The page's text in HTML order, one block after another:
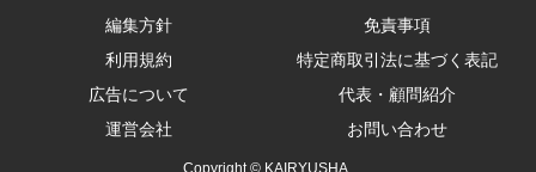
編集方針
免責事項
利用規約
特定商取引法に基づく表記
広告について
代表・顧問紹介
運営会社
お問い合わせ
Copyright © KAIRYUSHA .